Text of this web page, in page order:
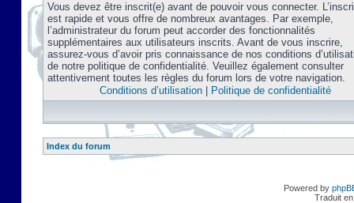
Vous devez être inscrit(e) avant de pouvoir vous connecter.
est rapide et vous offre de nombreux avantages. Par exemple,
l’administrateur du forum peut accorder des fonctionnalités
supplémentaires aux utilisateurs inscrits. Avant de vous inscrire,
assurez-vous d’avoir pris connaissance de nos conditions
de notre politique de confidentialité. Veuillez également consulter
attentivement toutes les règles du forum lors de votre navigation.
Conditions d’utilisation| Politique de confidentialité
Index du forum
Powered by
Traduit